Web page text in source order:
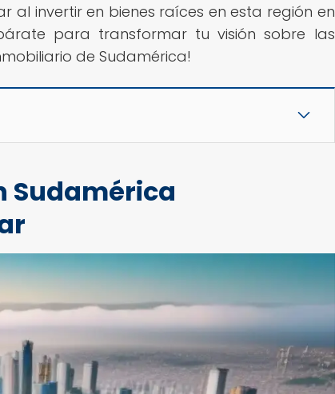
al invertir en bienes raíces en esta región en
para transformar tu visión sobre las
de Sudamérica!
Sudamérica